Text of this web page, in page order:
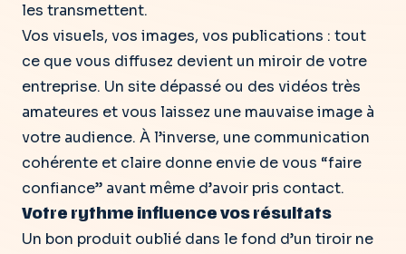
les transmettent.
Vos visuels, vos images, vos publications : tout
ce que vous diffusez devient un miroir de votre
entreprise. Un site dépassé ou des vidéos très
amateures et vous laissez une mauvaise image à
votre audience. À l’inverse, une communication
cohérente et claire donne envie de vous “faire
confiance” avant même d’avoir pris contact.
Votre rythme influence vos résultats
Un bon produit oublié dans le fond d’un tiroir ne